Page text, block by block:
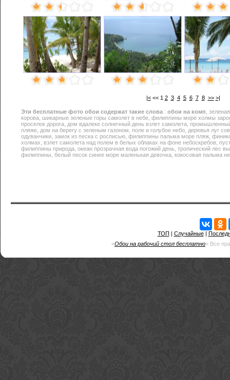
|< << 1 2 3 4 5 6 7 8 >> >|
Эти бесплатные фото обои содержат такие слова : обои на комп ,
корова, шикарные зеленые горы самолет в небе, филиппины море холмы
проселок дорога, дом вдалеке солнечный день взлет самолета,
пляже, дом на берегу с зеленым газоном, поле и голубое небо, деревья луг
одуванчики, замок из песка с росписью, филиппины пальма море пляж,
холмах, взлет самолета над полем в белых облаках на фоне небоскребов,
филиппины природа, океан прозрачная вода погожий день, тропический лес
филиппины, белый песок синее море маленькая девочка, кокосовая пальма
ТОП | Случайные|
«Обои на рабочий стол бесплатно» Все